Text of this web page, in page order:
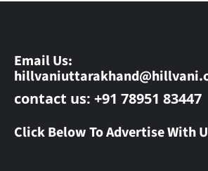
Email Us:
contact us: +91 78951 83447
Click Below To Advertise With